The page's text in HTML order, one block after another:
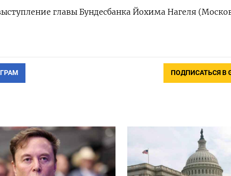
главы Бундесбанка Йохима Нагеля
ПОДПИСАТЬСЯ В